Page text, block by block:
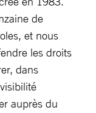
de
et nous
les droits
dans
auprès du